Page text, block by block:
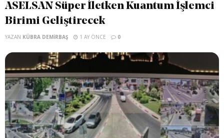
ASELSAN Süper İletken Kuantum İşlemci
Birimi Geliştirecek
YAZAN KÜBRA DEMIRBAŞ 1 AY ÖNCE 0